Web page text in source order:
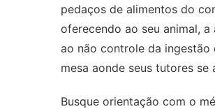
pedaços de alimentos do
oferecendo ao seu animal,
ao não controle da ingestão
mesa aonde seus tutores
Busque orientação com o